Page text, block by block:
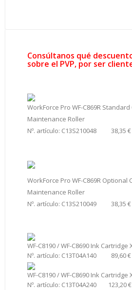
Consúltanos qué
sobre el PVP, por ser
WorkForce Pro WF-C869R
Maintenance Roller
Nº. artículo: C13S210048 38,35 €
WorkForce Pro WF-C869R Optional
Maintenance Roller
Nº. artículo: C13S210049 38,35 €
WF-C8190 / WF-C8690 Ink Cartridge
Nº. artículo: C13T04A140 89,60 €
WF-C8190 / WF-C8690 Ink Cartridge
Nº. artículo: C13T04A240 123,20 €